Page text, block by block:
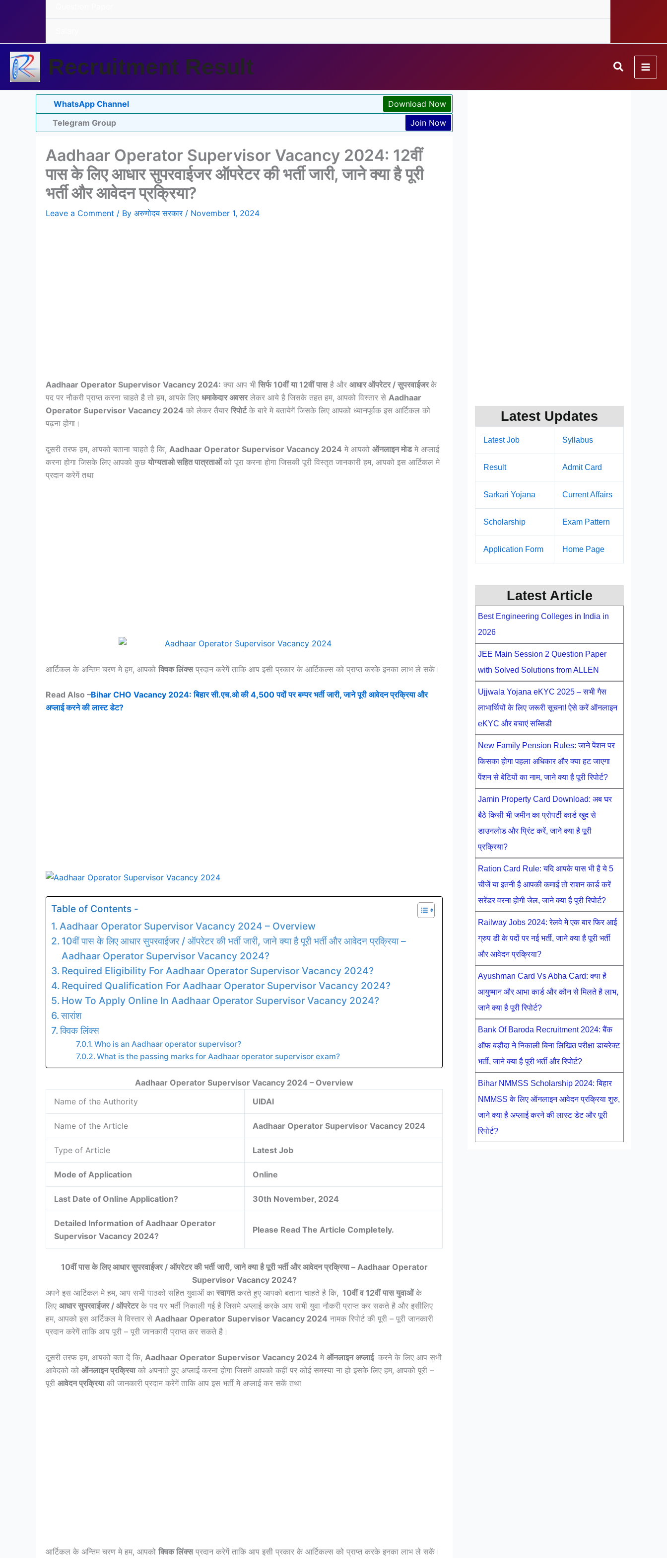
Recruitment Result Search
WhatsApp Channel
Download Now
Telegram Group
Join Now
Aadhaar Operator Supervisor Vacancy 2024: 12वीं
पास के लिए आधार सुपरवाईजर ऑपरेटर की भर्ती जारी, जाने क्या है पूरी
भर्ती और आवेदन प्रक्रिया?
Leave a Comment / By अरुणोदय सरकार / November 1, 2024
Aadhaar Operator Supervisor Vacancy 2024: क्या आप भी सिर्फ 10वीं या 12वीं पासहै और आधार ऑपरेटर / सुपरवाईजरके
पद पर नौकरी प्राप्त करना चाहते है तो हम, आपके लिए धमाकेदार अवसरलेकर आये है जिसके तहत हम, आपको विस्तार से Aadhaar
Operator Supervisor Vacancy 2024 को लेकर तैयार रिपोर्टके बारे मे बतायेगें जिसके लिए आपको ध्यानपूर्वक इस आर्टिकल को
पढ़ना होगा।
दूसरी तरफ हम, आपको बताना चाहते है कि, Aadhaar Operator Supervisor Vacancy 2024 मे आपको ऑनलाइन मोडमे अप्लाई
करना होगा जिसके लिए आपको कुछ योग्यताओ सहित पात्रताओंको पूरा करना होगा जिसकी पूरी विस्तृत जानकारी हम, आपको इस आर्टिकल मे
प्रदान करेगें तथा
आर्टिकल के अन्तिम चरण मे हम, आपको क्विक लिंक्सप्रदान करेगें ताकि आप इसी प्रकार के आर्टिकल्स को प्राप्त करके इनका लाभ ले सकें।
Read Also –Bihar CHO Vacancy 2024: बिहार सी.एच.ओ की 4,500 पदों पर बम्पर भर्ती जारी, जाने पूरी आवेदन प्रक्रिया और
अप्लाई करने की लास्ट डेट?
Table of Contents -
Aadhaar Operator Supervisor Vacancy 2024 – Overview
10वीं पास के लिए आधार सुपरवाईजर / ऑपरेटर की भर्ती जारी, जाने क्या है पूरी भर्ती और आवेदन प्रक्रिया –
Aadhaar Operator Supervisor Vacancy 2024?
Required Eligibility For Aadhaar Operator Supervisor Vacancy 2024?
Required Qualification For Aadhaar Operator Supervisor Vacancy 2024?
How To Apply Online In Aadhaar Operator Supervisor Vacancy 2024?
सारांश
क्विक लिंक्स
Who is an Aadhaar operator supervisor?
What is the passing marks for Aadhaar operator supervisor exam?
Aadhaar Operator Supervisor Vacancy 2024 – Overview
Name of the Authority
UIDAI
Name of the Article Aadhaar Operator Supervisor Vacancy 2024
Type of Article Latest Job
Mode of Application Online
Last Date of Online Application? 30th November, 2024
Detailed Information of Aadhaar Operator
Supervisor Vacancy 2024?
Please Read The Article Completely.
10वीं पास के लिए आधार सुपरवाईजर / ऑपरेटर की भर्ती जारी, जाने क्या है पूरी भर्ती और आवेदन प्रक्रिया – Aadhaar Operator
Supervisor Vacancy 2024?
अपने इस आर्टिकल मे हम, आप सभी पाठको सहित युवाओं का स्वागतकरते हुए आपको बताना चाहते है कि, 10वीं व 12वीं पास युवाओंके
लिए आधार सुपरवाईजर / ऑपरेटरके पद पर भर्ती निकाली गई है जिसमे अप्लाई करके आप सभी युवा नौकरी प्राप्त कर सकते है और इसीलिए
हम, आपको इस आर्टिकल मे विस्तार से Aadhaar Operator Supervisor Vacancy 2024 नामक रिपोर्ट की पूरी – पूरी जानकारी
प्रदान करेगें ताकि आप पूरी – पूरी जानकारी प्राप्त कर सकते है।
दूसरी तरफ हम, आपको बता दें कि, Aadhaar Operator Supervisor Vacancy 2024 मे ऑनलाइन अप्लाई करने के लिए आप सभी
आवेदको को ऑनलाइन प्रक्रियाको अपनाते हुए अप्लाई करना होगा जिसमें आपको कहीं पर कोई समस्या ना हो इसके लिए हम, आपको पूरी –
पूरी आवेदन प्रक्रियाकी जानकारी प्रदान करेगें ताकि आप इस भर्ती मे अप्लाई कर सकें तथा
आर्टिकल के अन्तिम चरण मे हम, आपको क्विक लिंक्सप्रदान करेगें ताकि आप इसी प्रकार के आर्टिकल्स को प्राप्त करके इनका लाभ ले सकें।
Latest Updates
Latest Job Syllabus
Result Admit Card
Sarkari Yojana Current Affairs
Scholarship Exam Pattern
Application Form Home Page
Latest Article
Best Engineering Colleges in India in
2026
JEE Main Session 2 Question Paper
with Solved Solutions from ALLEN
Ujjwala Yojana eKYC 2025 – सभी गैस
लाभार्थियों के लिए जरूरी सूचना! ऐसे करें ऑनलाइन
eKYC और बचाएं सब्सिडी
New Family Pension Rules: जाने पेंशन पर
किसका होगा पहला अधिकार और क्या हट जाएगा
पेंशन से बेटियों का नाम, जाने क्या है पूरी रिपोर्ट?
Jamin Property Card Download: अब घर
बैठे किसी भी जमीन का प्रोपर्टी कार्ड खुद से
डाउनलोड और प्रिंट करें, जाने क्या है पूरी
प्रक्रिया?
Ration Card Rule: यदि आपके पास भी है ये 5
चीजें या इतनी है आपकी कमाई तो राशन कार्ड करें
सरेंडर वरना होगी जेल, जाने क्या है पूरी रिपोर्ट?
Railway Jobs 2024: रेलवे मे एक बार फिर आई
ग्रुप डी के पदों पर नई भर्ती, जाने क्या है पूरी भर्ती
और आवेदन प्रक्रिया?
Ayushman Card Vs Abha Card: क्या है
आयुष्मान और आभा कार्ड और कौन से मिलते है लाभ,
जाने क्या है पूरी रिपोर्ट?
Bank Of Baroda Recruitment 2024: बैंक
ऑफ बड़ौदा ने निकाली बिना लिखित परीक्षा डायरेक्ट
भर्ती, जाने क्या है पूरी भर्ती और रिपोर्ट?
Bihar NMMSS Scholarship 2024: बिहार
NMMSS के लिए ऑनलाइन आवेदन प्रक्रिया शुरु,
जाने क्या है अप्लाई करने की लास्ट डेट और पूरी
रिपोर्ट?